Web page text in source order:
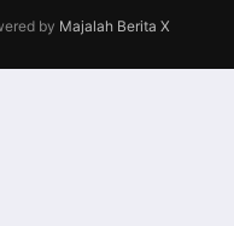
by Majalah Berita X